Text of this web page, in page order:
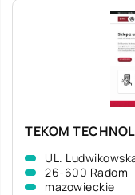
TEKOM
UL.
26-600 Radom
mazowieckie